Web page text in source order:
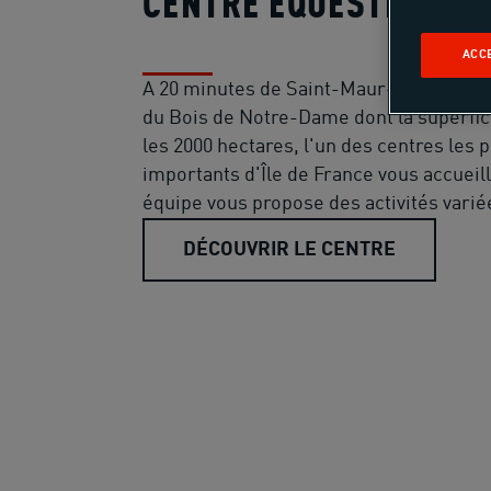
A 20 minutes de Saint-Maur-des-
du Bois de Notre-Dame dont la
les 2000 hectares, l'un des centres les
importants d'Île de France vous
équipe vous propose des activités
DÉCOUVRIR LE CENTRE